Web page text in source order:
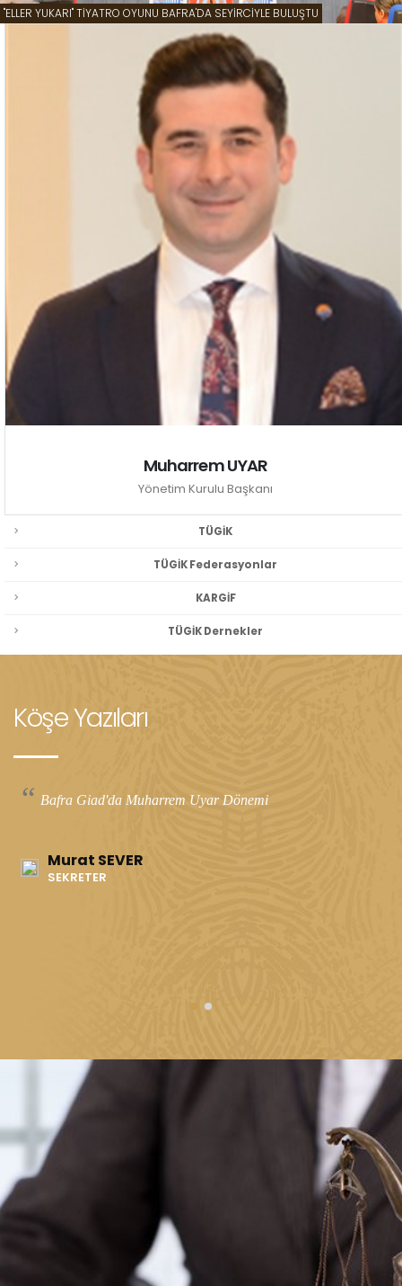
"ELLER YUKARI" TİYATRO OYUNU BAFRA'DA SEYİRCİYLE BULUŞTU
Muharrem UYAR
Yönetim Kurulu Başkanı
TÜGİK
TÜGİK Federasyonlar
KARGİF
TÜGİK Dernekler
Köşe Yazıları
Bafra Giad'da Muharrem Uyar Dönemi
Murat SEVER
SEKRETER